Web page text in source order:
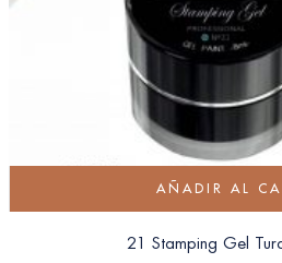
AÑADIR AL
21 Stamping Gel